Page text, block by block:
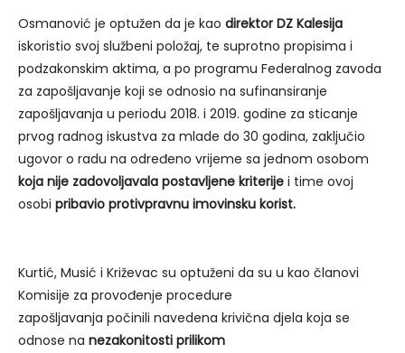
Osmanović je optužen da je kao direktor DZ Kalesija
iskoristio svoj službeni položaj, te suprotno propisima i
podzakonskim aktima, a po programu Federalnog zavoda
za zapošljavanje koji se odnosio na sufinansiranje
zapošljavanja u periodu 2018. i 2019. godine za sticanje
prvog radnog iskustva za mlade do 30 godina, zaključio
ugovor o radu na određeno vrijeme sa jednom osobom
koja nije zadovoljavala postavljene kriterije i time ovoj
osobi pribavio protivpravnu imovinsku korist.
Kurtić, Musić i Križevac su optuženi da su u kao članovi
Komisije za provođenje procedure
zapošljavanja počinili navedena krivična djela koja se
odnose na nezakonitosti prilikom